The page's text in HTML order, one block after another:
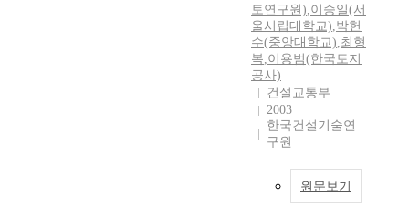
토연구원),이승일(서
울시립대학교),박헌
수(중앙대학교),최형
복,이용범(한국토지
공사)
건설교통부
2003
한국건설기술연
구원
원문보기